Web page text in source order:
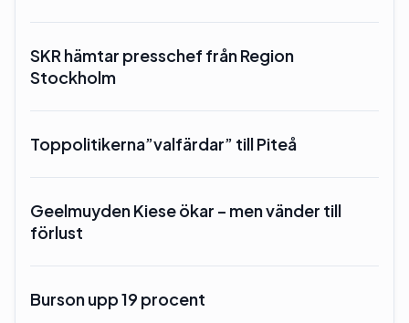
SKR hämtar presschef från Region
Stockholm
Toppolitikerna”valfärdar” till Piteå
Geelmuyden Kiese ökar – men vänder till
förlust
Burson upp 19 procent